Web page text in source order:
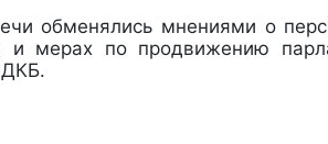
обменялись мнениями о
и мерах по продвижению